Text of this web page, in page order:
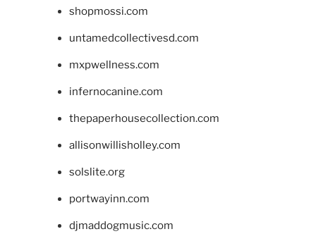
shopmossi.com
untamedcollectivesd.com
mxpwellness.com
infernocanine.com
thepaperhousecollection.com
allisonwillisholley.com
solslite.org
portwayinn.com
djmaddogmusic.com